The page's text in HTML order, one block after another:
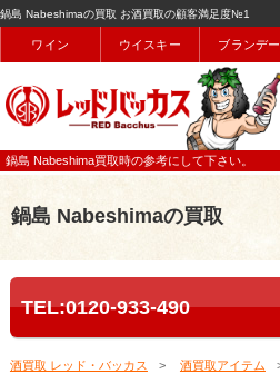
鍋島 Nabeshimaの買取 お酒買取の顧客満足度№1
ワイン ウイスキー ブランデー
鍋島 Nabeshima買取時の参考にして下さい。
鍋島 Nabeshimaの買取
TEL:0120-933-490
酒買取 レッド・バッカス 酒買取アイテム